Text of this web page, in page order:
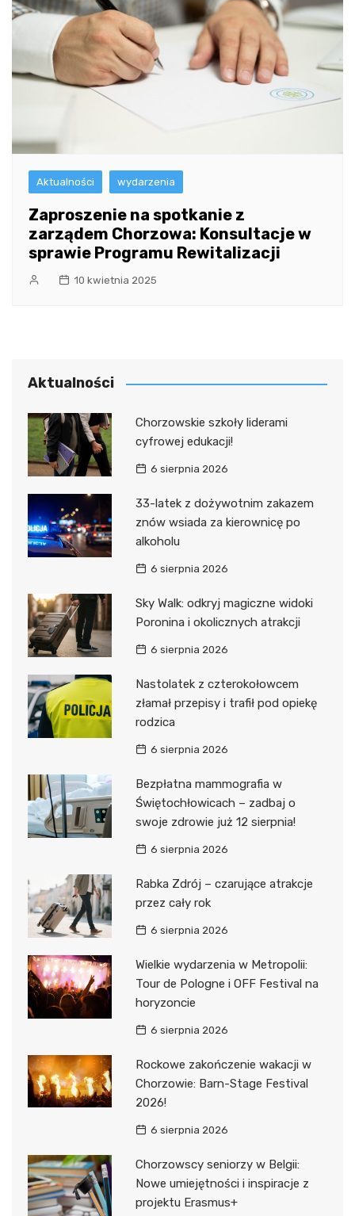
Aktualności wydarzenia
Zaproszenie na spotkanie z
zarządem Chorzowa: Konsultacje w
sprawie Programu Rewitalizacji
10 kwietnia 2025
Aktualności
Chorzowskie szkoły liderami
cyfrowej edukacji!
6 sierpnia 2026
33-latek z dożywotnim zakazem
znów wsiada za kierownicę po
alkoholu
6 sierpnia 2026
Sky Walk: odkryj magiczne widoki
Poronina i okolicznych atrakcji
6 sierpnia 2026
Nastolatek z czterokołowcem
złamał przepisy i trafił pod opiekę
rodzica
6 sierpnia 2026
Bezpłatna mammografia w
Świętochłowicach – zadbaj o
swoje zdrowie już 12 sierpnia!
6 sierpnia 2026
Rabka Zdrój – czarujące atrakcje
przez cały rok
6 sierpnia 2026
Wielkie wydarzenia w Metropolii:
Tour de Pologne i OFF Festival na
horyzoncie
6 sierpnia 2026
Rockowe zakończenie wakacji w
Chorzowie: Barn-Stage Festival
2026!
6 sierpnia 2026
Chorzowscy seniorzy w Belgii:
Nowe umiejętności i inspiracje z
projektu Erasmus+